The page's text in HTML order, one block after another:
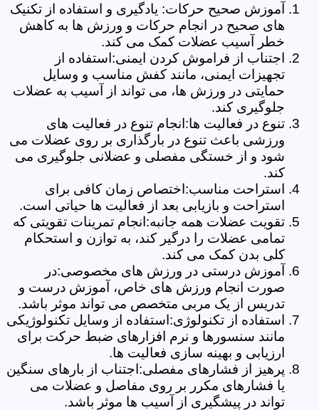
آموزش صحیح حرکات: یادگیری و استفاده از تکنیک
های صحیح در انجام حرکات و ورزش ها به کاهش
خطر آسیب عضلات کمک می کند.
اجتناب از فراموش کردن ایمنی:استفاده از
تجهیزات ایمنی، مانند کفش مناسب و وسایل
حمایتی در ورزش ها، می تواند از آسیب به عضلات
جلوگیری کند.
تنوع در فعالیت ها:انجام تنوع در فعالیت های
ورزشی باعث تنوع در بارگذاری بر روی عضلات می
شود و از خستگی مفصلی و عضلانی جلوگیری می
کند.
استراحت مناسب:اختصاص زمان کافی برای
استراحت و بازیابی بعد از فعالیت ها حیاتی است.
تقویت عضلات همه جانبه:انجام تمرینات تقویتی که
تمامی عضلات را درگیر کند، به توازن و استحکام
کلی بدن کمک می کند.
آموزش درستی در ورزش های مخصوصی:در
صورت انجام ورزش های خاص، آموزش درست و
تدریس از یک مربی متخصص می تواند موثر باشد.
استفاده از تکنولوژی:استفاده از وسایل تکنولوژیکی
مانند سنسورها و نرم افزارهای ضبط حرکت برای
ارزیابی و بهینه سازی فعالیت ها.
پرهیز از فشارهای مفصلی:اجتناب از بارهای سنگین
یا فشارهای مکرر بر روی مفاصل و عضلات می
تواند در پیشگیری از آسیب ها موثر باشد.